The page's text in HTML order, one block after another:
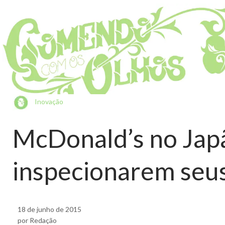
Inovação
McDonald’s no
inspecionarem
18 de junho de 2015
por Redação